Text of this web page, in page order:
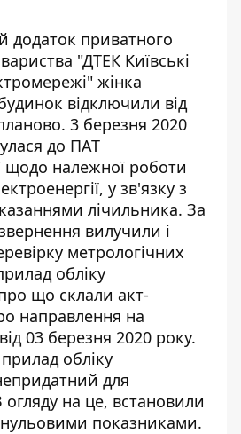
додаток приватного
"ДТЕК Київські
жінка
відключили від
3 березня 2020
до ПАТ
щодо належної роботи
у зв'язку з
лічильника. За
вилучили і
метрологічних
обліку
що склали акт-
направлення на
03 березня 2020 року.
обліку
для
на це, встановили
показниками.